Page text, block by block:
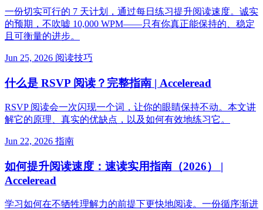
一份切实可行的 7 天计划，通过每日练习提升阅读速度。诚实
的预期，不吹嘘 10,000 WPM——只有你真正能保持的、稳定
且可衡量的进步。
Jun 25, 2026 阅读技巧
什么是 RSVP 阅读？完整指南 | Acceleread
RSVP 阅读会一次闪现一个词，让你的眼睛保持不动。本文讲
解它的原理、真实的优缺点，以及如何有效地练习它。
Jun 22, 2026 指南
如何提升阅读速度：速读实用指南（2026） |
Acceleread
学习如何在不牺牲理解力的前提下更快地阅读。一份循序渐进